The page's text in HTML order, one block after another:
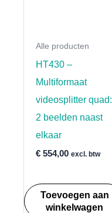
Alle producten
HT430 –
Multiformaat
videosplitter quad:
2 beelden naast
elkaar
€554,00 excl. btw
Toevoegen aan
winkelwagen